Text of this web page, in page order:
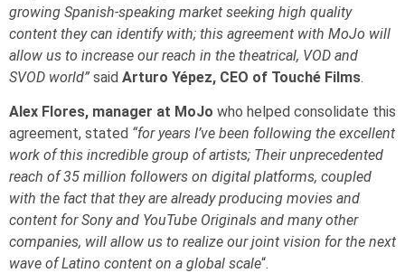
growing Spanish-speaking market seeking high quality
content they can identify with; this agreement with MoJo will
allow us to increase our reach in the theatrical, VOD and
SVOD world” said Arturo Yépez, CEO of Touché Films.
Alex Flores, manager at MoJo who helped consolidate this
agreement, stated “for years I’ve been following the excellent
work of this incredible group of artists; Their unprecedented
reach of 35 million followers on digital platforms, coupled
with the fact that they are already producing movies and
content for Sony and YouTube Originals and many other
companies, will allow us to realize our joint vision for the next
wave of Latino content on a global scale“.